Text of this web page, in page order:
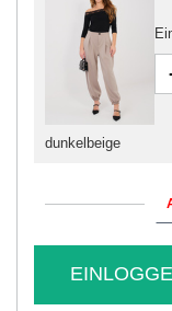
dunkelbeige